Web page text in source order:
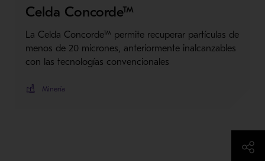
Celda Concorde™
La Celda Concorde™ permite recuperar partículas de
menos de 20 micrones, anteriormente inalcanzables
con las tecnologías convencionales
Minería